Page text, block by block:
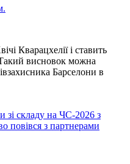
Кварацхелії і ставить
висновок можна
Барселони в
зі складу на ЧС-2026 з
повівся з партнерами